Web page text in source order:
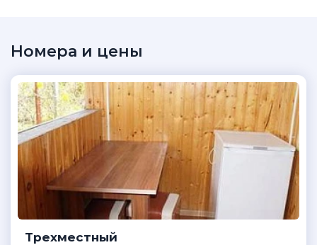
Номера и цены
Трехместный